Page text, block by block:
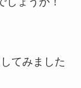
てみました